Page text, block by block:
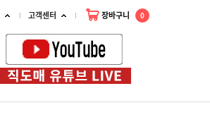
고객센터 장바구니 0